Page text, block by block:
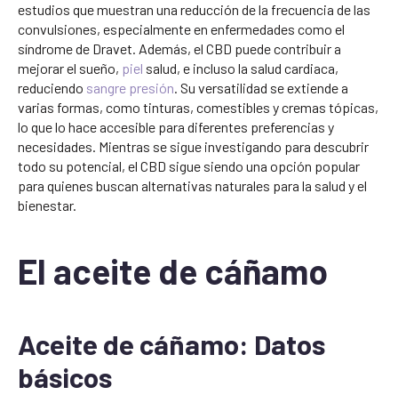
estudios que muestran una reducción de la frecuencia de las
convulsiones, especialmente en enfermedades como el
síndrome de Dravet. Además, el CBD puede contribuir a
mejorar el sueño, piel salud, e incluso la salud cardiaca,
reduciendo sangre presión. Su versatilidad se extiende a
varias formas, como tinturas, comestibles y cremas tópicas,
lo que lo hace accesible para diferentes preferencias y
necesidades. Mientras se sigue investigando para descubrir
todo su potencial, el CBD sigue siendo una opción popular
para quienes buscan alternativas naturales para la salud y el
bienestar.
El aceite de cáñamo
Aceite de cáñamo: Datos
básicos